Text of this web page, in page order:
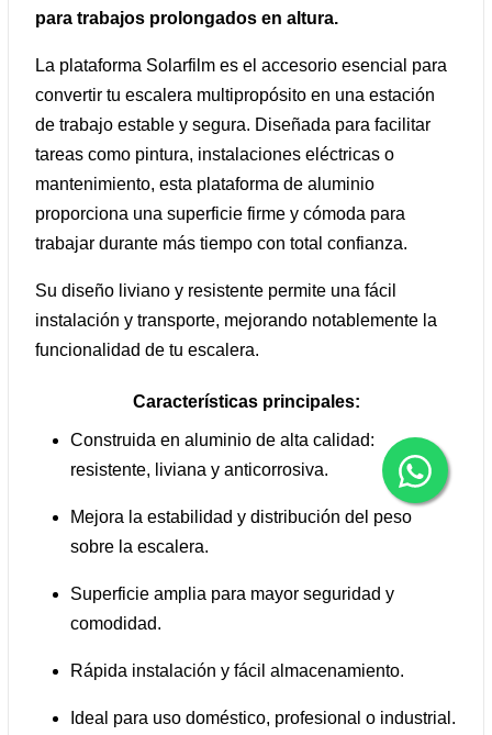
para trabajos prolongados en altura.
La plataforma Solarfilm es el accesorio esencial para
convertir tu escalera multipropósito en una estación
de trabajo estable y segura. Diseñada para facilitar
tareas como pintura, instalaciones eléctricas o
mantenimiento, esta plataforma de aluminio
proporciona una superficie firme y cómoda para
trabajar durante más tiempo con total confianza.
Su diseño liviano y resistente permite una fácil
instalación y transporte, mejorando notablemente la
funcionalidad de tu escalera.
Características principales:
Construida en aluminio de alta calidad:
resistente, liviana y anticorrosiva.
Mejora la estabilidad y distribución del peso
sobre la escalera.
Superficie amplia para mayor seguridad y
comodidad.
Rápida instalación y fácil almacenamiento.
Ideal para uso doméstico, profesional o industrial.